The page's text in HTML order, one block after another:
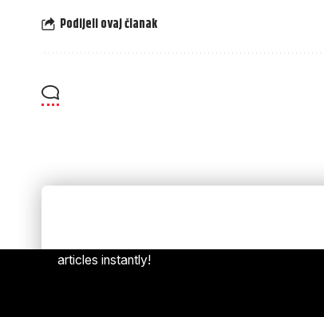
Podijeli ovaj članak
articles instantly!